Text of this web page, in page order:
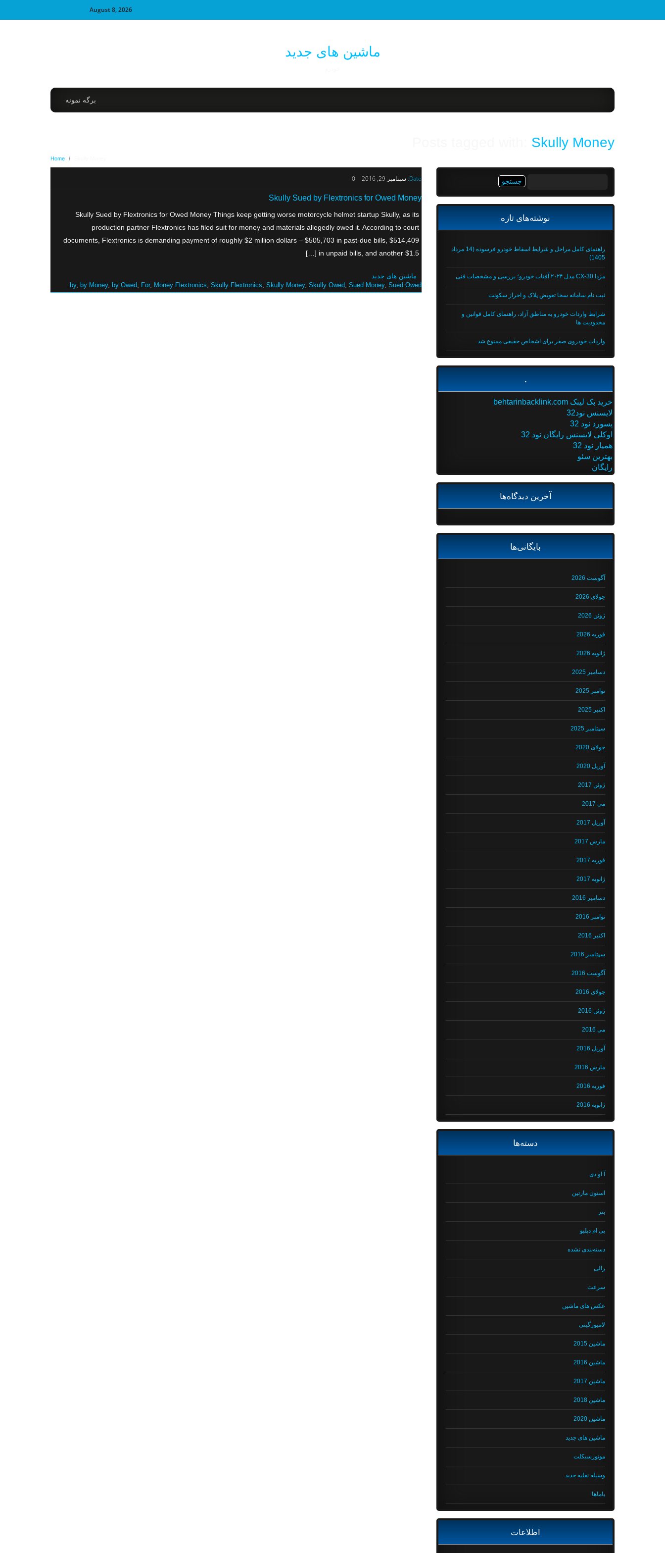
August 8, 2026
ماشین های جدید
برگه نمونه
Skully Money
Home /
Date: سپتامبر 29, 2016 0
Skully Sued by Flextronics for Owed Money
Skully Sued by Flextronics for Owed Money Things keep getting worse motorcycle helmet startup Skully, as its
production partner Flextronics has filed suit for money and materials allegedly owed it. According to court
documents, Flextronics is demanding payment of roughly $2 million dollars – $505,703 in past-due bills, $514,409
in unpaid bills, and another $1.5 […]
ماشین های جدید
by, by Money, by Owed For, Money Flextronics Skully Flextronics Skully Money, Skully Owed Sued Money, Sued Owed
نوشته‌های تازه
راهنمای کامل مراحل و شرایط اسقاط خودرو فرسوده (14 مرداد
1405)
مزدا CX-30 مدل ۲۰۲۴ آفتاب خودرو؛ بررسی و مشخصات فنی
ثبت نام سامانه سخا تعویض پلاک و احراز سکونت
شرایط واردات خودرو به مناطق آزاد، راهنمای کامل قوانین و
محدودیت ها
واردات خودروی صفر برای اشخاص حقیقی ممنوع شد
.
خرید بک لینک behtarinbacklink.com
لایسنس نود32
پسورد نود 32
اوکلی لایسنس رایگان نود 32
همیار نود 32
بهترین سئو
رایگان
آخرین دیدگاه‌ها
بایگانی‌ها
آگوست 2026
جولای 2026
ژوئن 2026
فوریه 2026
ژانویه 2026
دسامبر 2025
نوامبر 2025
اکتبر 2025
سپتامبر 2025
جولای 2020
آوریل 2020
ژوئن 2017
می 2017
آوریل 2017
مارس 2017
فوریه 2017
ژانویه 2017
دسامبر 2016
نوامبر 2016
اکتبر 2016
سپتامبر 2016
آگوست 2016
جولای 2016
ژوئن 2016
می 2016
آوریل 2016
مارس 2016
فوریه 2016
ژانویه 2016
دسته‌ها
آ او دی
استون مارتین
بنز
بی ام دبلیو
دسته‌بندی نشده
رالی
سرعت
عکس های ماشین
لامبورگینی
ماشین 2015
ماشین 2016
ماشین 2017
ماشین 2018
ماشین 2020
ماشین های جدید
موتورسیکلت
وسیله نقلیه جدید
یاماها
اطلاعات